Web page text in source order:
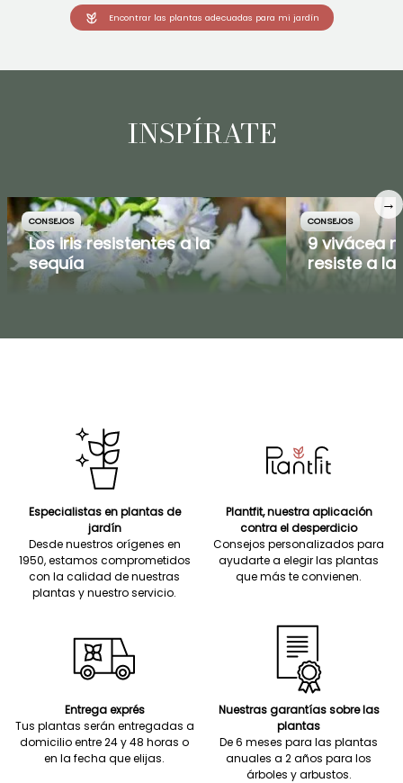
Encontrar las plantas adecuadas para mi jardín
INSPÍRATE
CONSEJOS
Los iris resistentes a la
sequía
CONSEJOS
9 vivácea
resiste a la
→
Especialistas en plantas de
jardín
Desde nuestros orígenes en
1950, estamos comprometidos
con la calidad de nuestras
plantas y nuestro servicio.
Plantfit, nuestra aplicación
contra el desperdicio
Consejos personalizados para
ayudarte a elegir las plantas
que más te convienen.
Entrega exprés
Tus plantas serán entregadas a
domicilio entre 24 y 48 horas o
en la fecha que elijas.
Nuestras garantías sobre las
plantas
De 6 meses para las plantas
anuales a 2 años para los
árboles y arbustos.